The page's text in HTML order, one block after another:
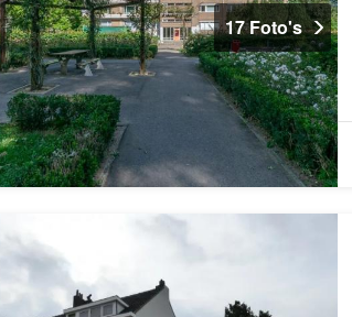
17 Foto's